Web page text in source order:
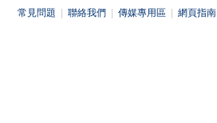
常見問題 聯絡我們 傳媒專用區 網頁指南